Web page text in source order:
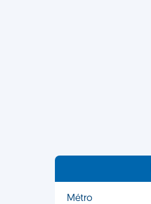
Métro